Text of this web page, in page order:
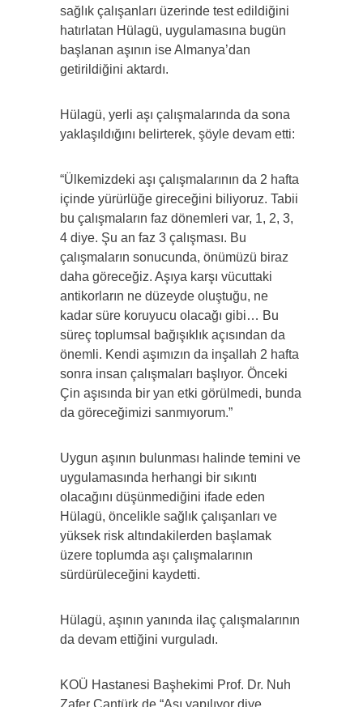
sağlık çalışanları üzerinde test edildiğini
hatırlatan Hülagü, uygulamasına bugün
başlanan aşının ise Almanya’dan
getirildiğini aktardı.
Hülagü, yerli aşı çalışmalarında da sona
yaklaşıldığını belirterek, şöyle devam etti:
“Ülkemizdeki aşı çalışmalarının da 2 hafta
içinde yürürlüğe gireceğini biliyoruz. Tabii
bu çalışmaların faz dönemleri var, 1, 2, 3,
4 diye. Şu an faz 3 çalışması. Bu
çalışmaların sonucunda, önümüzü biraz
daha göreceğiz. Aşıya karşı vücuttaki
antikorların ne düzeyde oluştuğu, ne
kadar süre koruyucu olacağı gibi… Bu
süreç toplumsal bağışıklık açısından da
önemli. Kendi aşımızın da inşallah 2 hafta
sonra insan çalışmaları başlıyor. Önceki
Çin aşısında bir yan etki görülmedi, bunda
da göreceğimizi sanmıyorum.”
Uygun aşının bulunması halinde temini ve
uygulamasında herhangi bir sıkıntı
olacağını düşünmediğini ifade eden
Hülagü, öncelikle sağlık çalışanları ve
yüksek risk altındakilerden başlamak
üzere toplumda aşı çalışmalarının
sürdürüleceğini kaydetti.
Hülagü, aşının yanında ilaç çalışmalarının
da devam ettiğini vurguladı.
KOÜ Hastanesi Başhekimi Prof. Dr. Nuh